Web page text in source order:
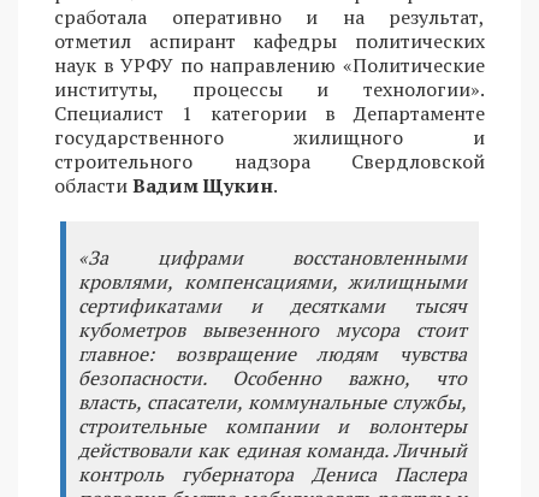
сработала оперативно и на результат,
отметил аспирант кафедры политических
наук в УРФУ по направлению «Политические
институты, процессы и технологии».
Специалист 1 категории в Департаменте
государственного жилищного и
строительного надзора Свердловской
областиВадим Щукин.
«За цифрами восстановленными
кровлями, компенсациями, жилищными
сертификатами и десятками тысяч
кубометров вывезенного мусора стоит
главное: возвращение людям чувства
безопасности. Особенно важно, что
власть, спасатели, коммунальные службы,
строительные компании и волонтеры
действовали как единая команда. Личный
контроль губернатора Дениса Паслера